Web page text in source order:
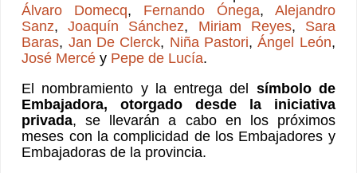
Álvaro Domecq, Fernando Ónega, Alejandro
Sanz,Joaquín Sánchez, Miriam Reyes, Sara
Baras, Jan De Clerck, Niña Pastori,Ángel León,
José Mercé y Pepe de Lucía.
El nombramiento y la entrega del símbolo de
Embajadora, otorgado desde la iniciativa
privada, se llevarán a cabo en los próximos
meses con la complicidad de los Embajadores y
Embajadoras de la provincia.